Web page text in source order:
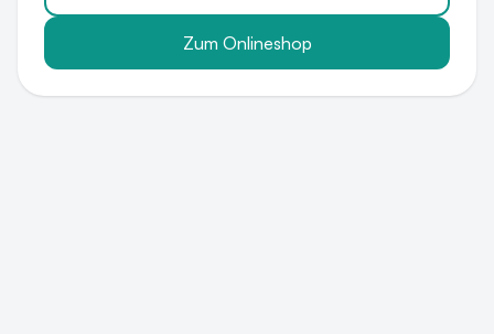
Zum Onlineshop